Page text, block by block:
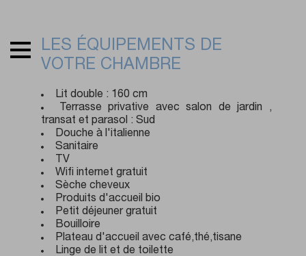
LES ÉQUIPEMENTS DE
VOTRE CHAMBRE
Lit double : 160 cm
Terrasse privative avec salon de jardin ,
transat et parasol : Sud
Douche à l'italienne
Sanitaire
TV
Wifi internet gratuit
Sèche cheveux
Produits d'accueil bio
Petit déjeuner gratuit
Bouilloire
Plateau d'accueil avec café,thé,tisane
Linge de lit et de toilette